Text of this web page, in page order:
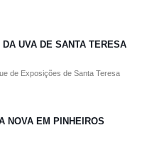
UVA DE SANTA TERESA
de Exposições de Santa Teresa
NOVA EM PINHEIROS